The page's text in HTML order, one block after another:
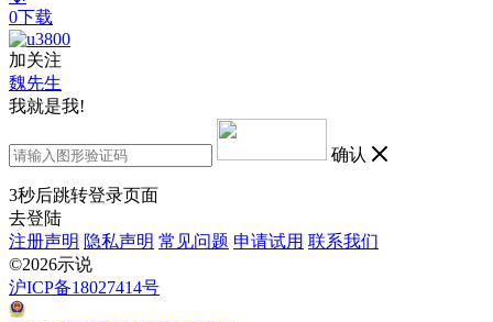
0下载
加关注
魏先生
我就是我!
确认
3秒后跳转登录页面
去登陆
注册声明 隐私声明 常见问题 申请试用 联系我们
©2026示说
沪ICP备18027414号